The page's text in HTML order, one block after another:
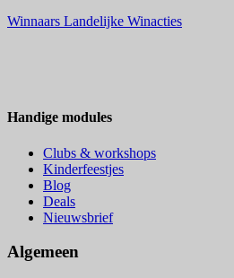
Winnaars Landelijke Winacties
Handige modules
Clubs & workshops
Kinderfeestjes
Blog
Deals
Nieuwsbrief
Algemeen